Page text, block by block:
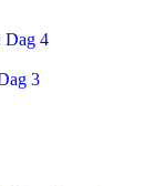
Dag 4
3